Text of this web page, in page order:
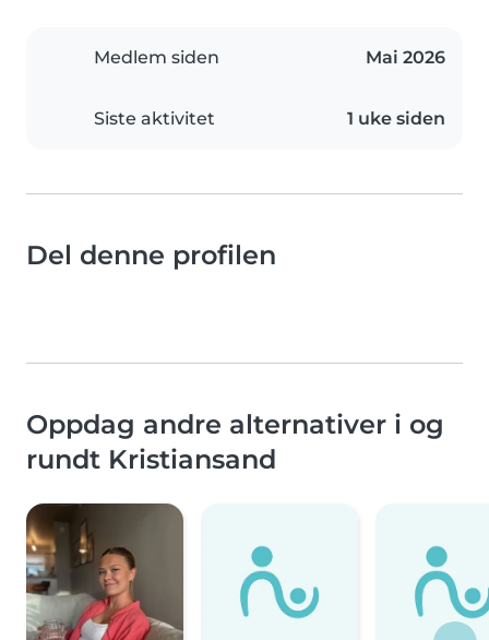
Medlem siden Mai 2026
Siste aktivitet 1 uke siden
Del denne profilen
Oppdag andre alternativer i og
rundt Kristiansand